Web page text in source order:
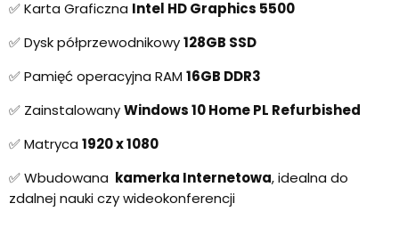
✅ Karta Graficzna Intel HD Graphics 5500
✅ Dysk półprzewodnikowy128GB SSD
✅ Pamięć operacyjna RAM 16GB DDR3
✅ ZainstalowanyWindows 10 Home PL Refurbished
✅ Matryca 1920 x 1080
✅ Wbudowana kamerka Internetowa, idealna do
zdalnej nauki czy wideokonferencji